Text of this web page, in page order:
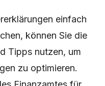
einfach
können Sie die
Tipps nutzen, um
zu optimieren.